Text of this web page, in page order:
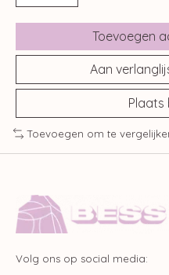
Toevoegen
Aan
Plaats
Toevoegen om te
Volg ons op social media: